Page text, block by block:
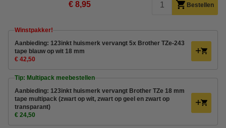
€ 8,95 Bestellen
Winstpakker!
Aanbieding: 123inkt huismerk vervangt 5x Brother TZe-243
tape blauw op wit 18 mm
€ 42,50
Tip: Multipack meebestellen
Aanbieding: 123inkt huismerk vervangt Brother TZe 18 mm
tape multipack (zwart op wit, zwart op geel en zwart op
transparant)
€ 24,50